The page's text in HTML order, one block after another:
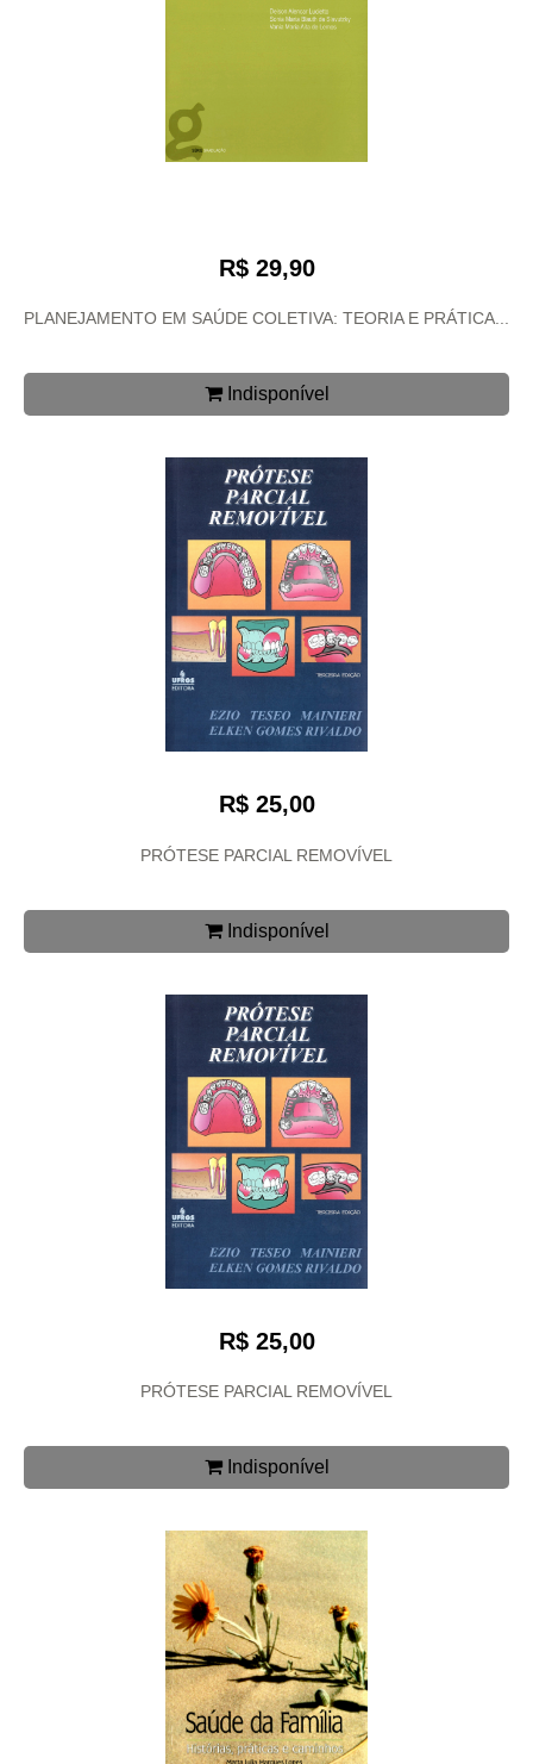
R$ 29,90
PLANEJAMENTO EM SAÚDE COLETIVA: TEORIA E PRÁTICA...
Indisponível
R$ 25,00
PRÓTESE PARCIAL REMOVÍVEL
Indisponível
R$ 25,00
PRÓTESE PARCIAL REMOVÍVEL
Indisponível